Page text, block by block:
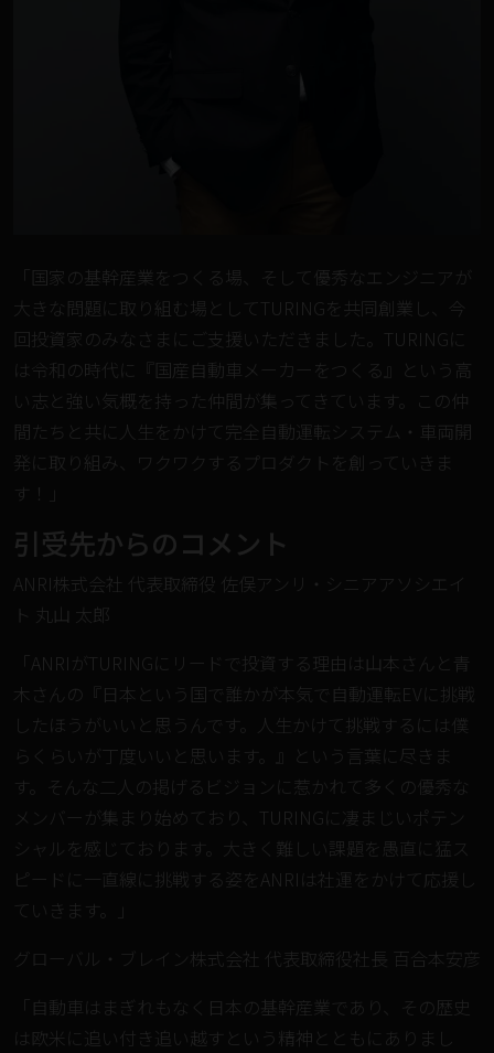
「国家の基幹産業をつくる場、そして優秀なエンジニアが
大きな問題に取り組む場としてTURINGを共同創業し、今
回投資家のみなさまにご支援いただきました。TURINGに
は令和の時代に『国産自動車メーカーをつくる』という高
い志と強い気概を持った仲間が集ってきています。この仲
間たちと共に人生をかけて完全自動運転システム・車両開
発に取り組み、ワクワクするプロダクトを創っていきま
す！」
引受先からのコメント
ANRI株式会社 代表取締役 佐俣アンリ・シニアアソシエイ
ト 丸山 太郎
「ANRIがTURINGにリードで投資する理由は山本さんと青
木さんの『日本という国で誰かが本気で自動運転EVに挑戦
したほうがいいと思うんです。人生かけて挑戦するには僕
らくらいが丁度いいと思います。』という言葉に尽きま
す。そんな二人の掲げるビジョンに惹かれて多くの優秀な
メンバーが集まり始めており、TURINGに凄まじいポテン
シャルを感じております。大きく難しい課題を愚直に猛ス
ピードに一直線に挑戦する姿をANRIは社運をかけて応援し
ていきます。」
グローバル・ブレイン株式会社 代表取締役社長 百合本安彦
「自動車はまぎれもなく日本の基幹産業であり、その歴史
は欧米に追い付き追い越すという精神とともにありまし